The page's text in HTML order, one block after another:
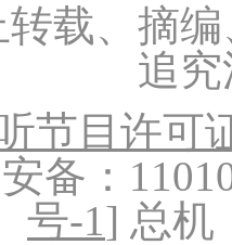
载、摘
追
节目许可
备：
号-1] 总机